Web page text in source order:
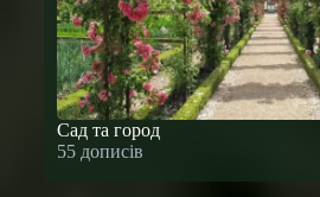
Сад та город
55 дописів